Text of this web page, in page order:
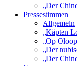
„Der
Pressestimmen
Allgemein
„Käpten
„Op
„Der
„Der